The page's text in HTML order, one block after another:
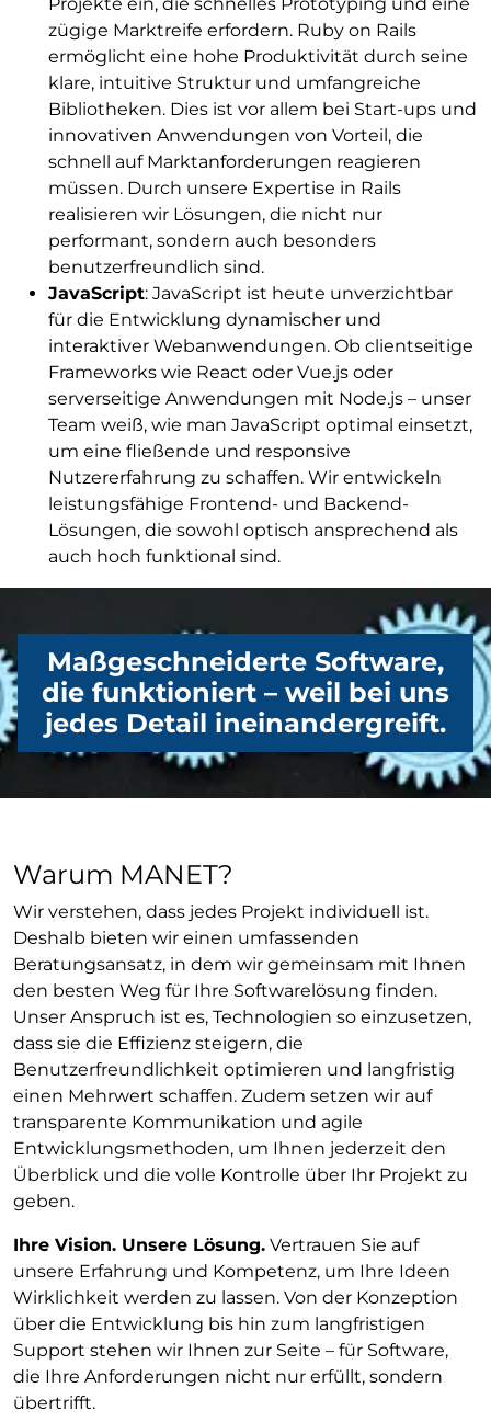
zügige Marktreife erfordern. Ruby on Rails
ermöglicht eine hohe Produktivität durch seine
klare, intuitive Struktur und umfangreiche
Bibliotheken. Dies ist vor allem bei Start-ups und
innovativen Anwendungen von Vorteil, die
schnell auf Marktanforderungen reagieren
müssen. Durch unsere Expertise in Rails
realisieren wir Lösungen, die nicht nur
performant, sondern auch besonders
benutzerfreundlich sind.
JavaScript: JavaScript ist heute unverzichtbar
für die Entwicklung dynamischer und
interaktiver Webanwendungen. Ob clientseitige
Frameworks wie React oder Vue.js oder
serverseitige Anwendungen mit Node.js – unser
Team weiß, wie man JavaScript optimal einsetzt,
um eine fließende und responsive
Nutzererfahrung zu schaffen. Wir entwickeln
leistungsfähige Frontend- und Backend-
Lösungen, die sowohl optisch ansprechend als
auch hoch funktional sind.
Maßgeschneiderte Software,
die funktioniert – weil bei uns
jedes Detail ineinandergreift.
Warum MANET?
Wir verstehen, dass jedes Projekt individuell ist.
Deshalb bieten wir einen umfassenden
Beratungsansatz, in dem wir gemeinsam mit Ihnen
den besten Weg für Ihre Softwarelösung finden.
Unser Anspruch ist es, Technologien so einzusetzen,
dass sie die Effizienz steigern, die
Benutzerfreundlichkeit optimieren und langfristig
einen Mehrwert schaffen. Zudem setzen wir auf
transparente Kommunikation und agile
Entwicklungsmethoden, um Ihnen jederzeit den
Überblick und die volle Kontrolle über Ihr Projekt zu
geben.
Ihre Vision. Unsere Lösung. Vertrauen Sie auf
unsere Erfahrung und Kompetenz, um Ihre Ideen
Wirklichkeit werden zu lassen. Von der Konzeption
über die Entwicklung bis hin zum langfristigen
Support stehen wir Ihnen zur Seite – für Software,
die Ihre Anforderungen nicht nur erfüllt, sondern
übertrifft.